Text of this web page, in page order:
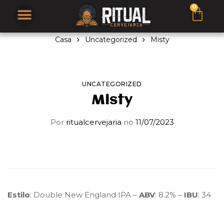
Casa Uncategorized Misty
UNCATEGORIZED
Misty
Porritualcervejaria no 11/07/2023
Estilo: Double New England IPA – ABV: 8.2% – IBU: 34